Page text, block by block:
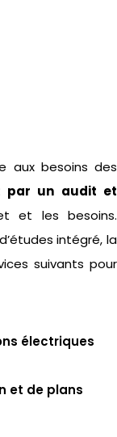
aux besoins des
par un audit et
et les besoins.
études intégré, la
suivants pour
électriques
et de plans